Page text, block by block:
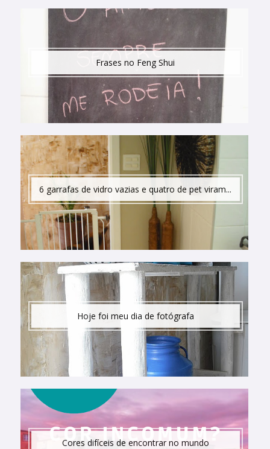
Frases no Feng Shui
6 garrafas de vidro vazias e quatro de pet viram...
Hoje foi meu dia de fotógrafa
Cores difíceis de encontrar no mundo